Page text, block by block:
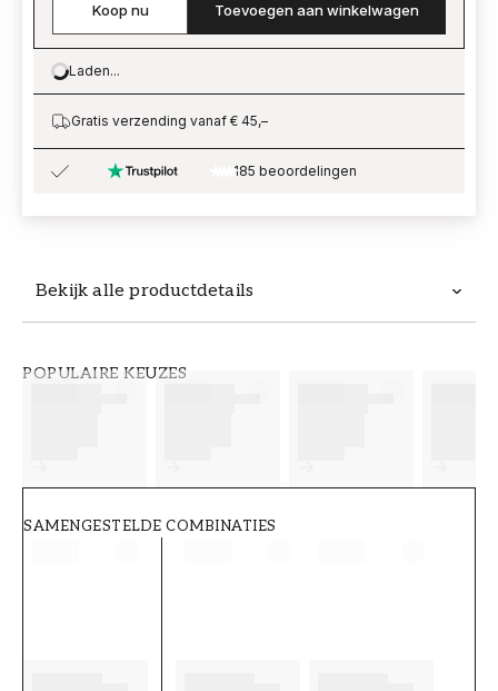
Bekijk alle productdetails
POPULAIRE KEUZES
SAMENGESTELDE COMBINATIES
Koop nu Toevoegen aan winkelwagen
Loading…
Laden...
Gratis verzending vanaf € 45,–
185 beoordelingen